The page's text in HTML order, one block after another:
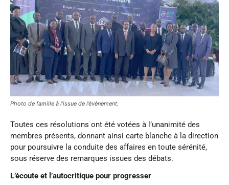
Photo de famille à l’issue de l’évènement.
Toutes ces résolutions ont été votées à l’unanimité des
membres présents, donnant ainsi carte blanche à la direction
pour poursuivre la conduite des affaires en toute sérénité,
sous réserve des remarques issues des débats.
L’écoute et l’autocritique pour progresser